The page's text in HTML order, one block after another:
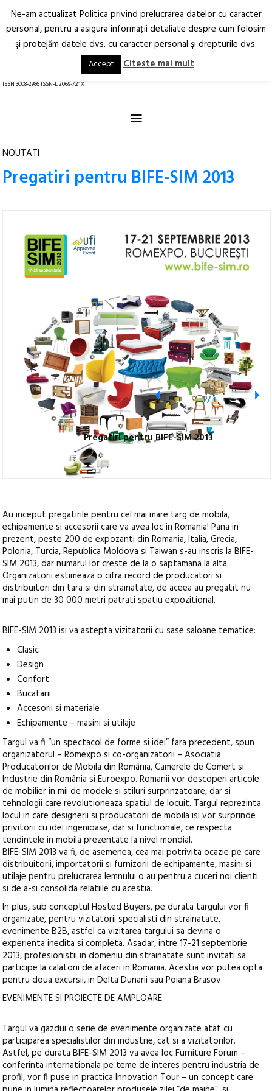
Arhitectură.
Oraș.
RO EN
ISSN 3008-2986 ISSN-L 2069-721X
≡
NOUTATI
Pregatiri pentru BIFE-SIM 2013
Pregatiri pentru BIFE-SIM 2013
1/1
Au inceput pregatirile pentru cel mai mare targ de mobila,
echipamente si accesorii care va avea loc in Romania! Pana in
prezent, peste 200 de expozanti din Romania, Italia, Grecia,
Polonia, Turcia, Republica Moldova si Taiwan s-au inscris la BIFE-
SIM 2013, dar numarul lor creste de la o saptamana la alta.
Organizatorii estimeaza o cifra record de producatori si
distribuitori din tara si din strainatate, de aceea au pregatit nu
mai putin de 30 000 metri patrati spatiu expozitional.
BIFE-SIM 2013 isi va astepta vizitatorii cu sase saloane tematice:
Clasic
Design
Confort
Bucatarii
Accesorii si materiale
Echipamente – masini si utilaje
Targul va fi “un spectacol de forme si idei” fara precedent, spun
organizatorul – Romexpo si co-organizatorii – Asociatia
Producatorilor de Mobila din România, Camerele de Comert si
Industrie din România si Euroexpo. Romanii vor descoperi articole
de mobilier in mii de modele si stiluri surprinzatoare, dar si
tehnologii care revolutioneaza spatiul de locuit. Targul reprezinta
locul in care designerii si producatorii de mobila isi vor surprinde
privitorii cu idei ingenioase, dar si functionale, ce respecta
tendintele in mobila prezentate la nivel mondial.
BIFE-SIM 2013 va fi, de asemenea, cea mai potrivita ocazie pe care
distribuitorii, importatorii si furnizorii de echipamente, masini si
utilaje pentru prelucrarea lemnului o au pentru a cuceri noi clienti
si de a-si consolida relatiile cu acestia.
In plus, sub conceptul Hosted Buyers, pe durata targului vor fi
organizate, pentru vizitatorii specialisti din strainatate,
evenimente B2B, astfel ca vizitarea targului sa devina o
experienta inedita si completa. Asadar, intre 17-21 septembrie
2013, profesionistii in domeniu din strainatate sunt invitati sa
participe la calatorii de afaceri in Romania. Acestia vor putea opta
pentru doua excursii, in Delta Dunarii sau Poiana Brasov.
EVENIMENTE SI PROIECTE DE AMPLOARE
Targul va gazdui o serie de evenimente organizate atat cu
participarea specialistilor din industrie, cat si a vizitatorilor.
Astfel, pe durata BIFE-SIM 2013 va avea loc Furniture Forum –
conferinta internationala pe teme de interes pentru industria de
profil, vor fi puse in practica Innovation Tour – un concept care
Ne-am actualizat Politica privind prelucrarea datelor cu caracter
personal, pentru a asigura informaţii detaliate despre cum folosim
şi protejăm datele dvs. cu caracter personal şi drepturile dvs.
Accept Citeste mai mult